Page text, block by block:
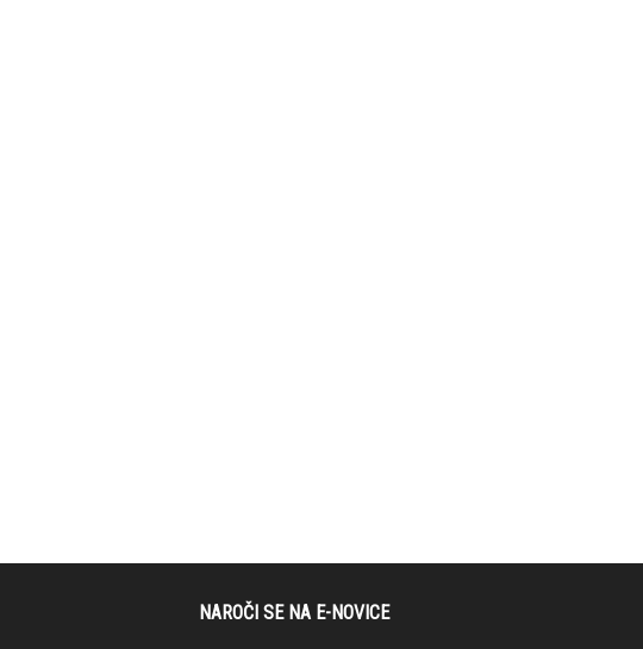
NAROČI SE NA E-NOVICE